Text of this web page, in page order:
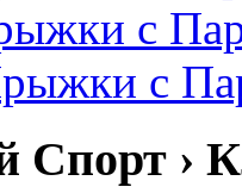
с
с
›